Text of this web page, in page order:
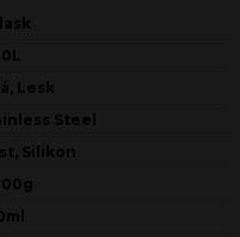
Lesk
Steel
Silikon